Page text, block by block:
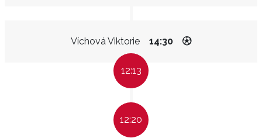
Víchová Viktorie 14:30
12:13
12:20